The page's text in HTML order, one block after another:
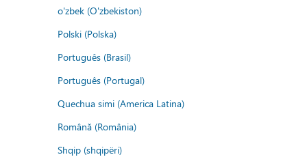
o'zbek (O'zbekiston)
Polski (Polska)
Português (Brasil)
Português (Portugal)
Quechua simi (America Latina)
Română (România)
Shqip (shqipëri)